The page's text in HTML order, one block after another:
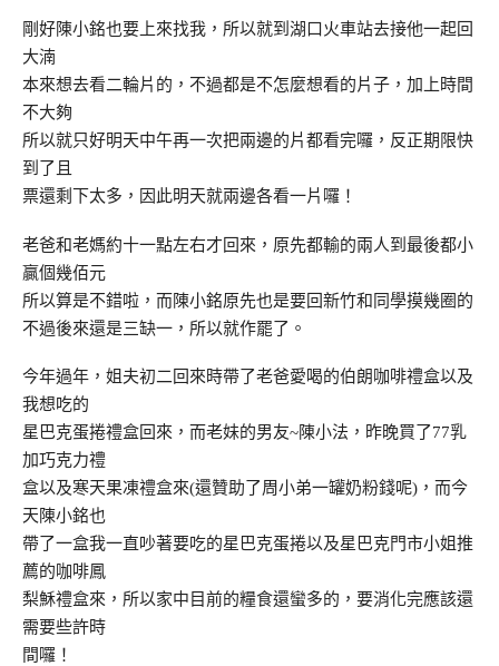
剛好陳小銘也要上來找我，所以就到湖口火車站去接他一起回
大湳
本來想去看二輪片的，不過都是不怎麼想看的片子，加上時間
不大夠
所以就只好明天中午再一次把兩邊的片都看完囉，反正期限快
到了且
票還剩下太多，因此明天就兩邊各看一片囉！
老爸和老媽約十一點左右才回來，原先都輸的兩人到最後都小
贏個幾佰元
所以算是不錯啦，而陳小銘原先也是要回新竹和同學摸幾圈的
不過後來還是三缺一，所以就作罷了。
今年過年，姐夫初二回來時帶了老爸愛喝的伯朗咖啡禮盒以及
我想吃的
星巴克蛋捲禮盒回來，而老妹的男友~陳小法，昨晚買了77乳
加巧克力禮
盒以及寒天果凍禮盒來(還贊助了周小弟一罐奶粉錢呢)，而今
天陳小銘也
帶了一盒我一直吵著要吃的星巴克蛋捲以及星巴克門市小姐推
薦的咖啡鳳
梨穌禮盒來，所以家中目前的糧食還蠻多的，要消化完應該還
需要些許時
間囉！